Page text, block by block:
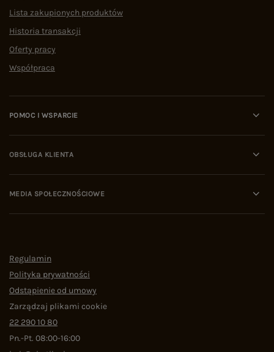
Lista zakupionych produktów
Historia transakcji
Oferty pracy
Współpraca
POMOC I WSPARCIE
OBSŁUGA KLIENTA
MEDIA SPOŁECZNOŚCIOWE
Regulamin
Polityka prywatności
Odstąpienie od umowy
Zarządzaj plikami cookie
22 290 10 80
Pn.-Pt. 08:00-16:00